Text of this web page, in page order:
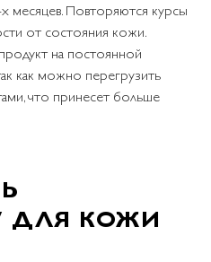
месяцев. Повторяются курсы
от состояния кожи.
на постоянной
как можно перегрузить
что принесет больше
ДЛЯ КОЖИ